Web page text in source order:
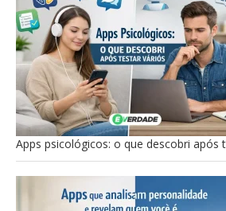
Apps psicológicos: o que descobri após